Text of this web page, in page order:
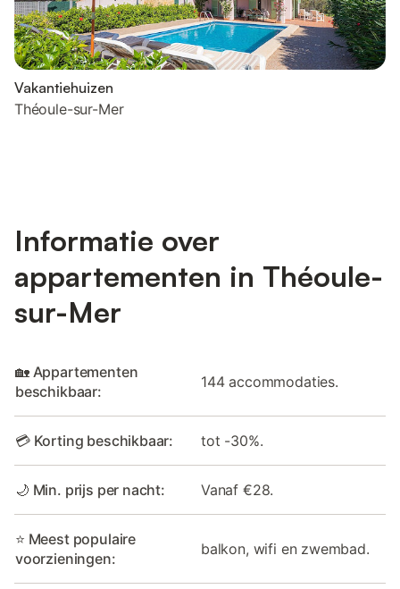
Vakantiehuizen
Théoule-sur-Mer
Informatie over
appartementen in Théoule-
sur-Mer
🏡 Appartementen
beschikbaar:
144 accommodaties.
💳 Korting beschikbaar: tot -30%.
🌙 Min. prijs per nacht: Vanaf €28.
⭐ Meest populaire
voorzieningen:
balkon, wifi en zwembad.